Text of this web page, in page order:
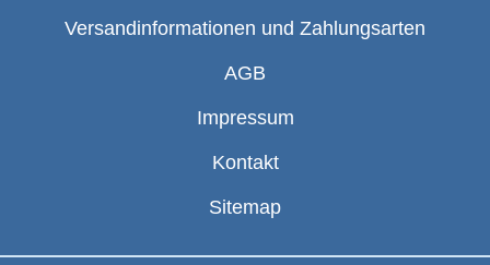
Versandinformationen und Zahlungsarten
AGB
Impressum
Kontakt
Sitemap